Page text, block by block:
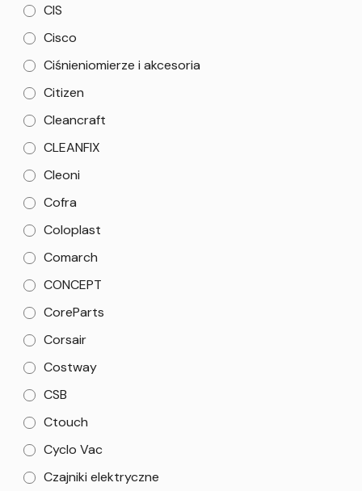
CIS
Cisco
Ciśnieniomierze i akcesoria
Citizen
Cleancraft
CLEANFIX
Cleoni
Cofra
Coloplast
Comarch
CONCEPT
CoreParts
Corsair
Costway
CSB
Ctouch
Cyclo Vac
Czajniki elektryczne